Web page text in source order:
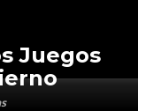
Juegos